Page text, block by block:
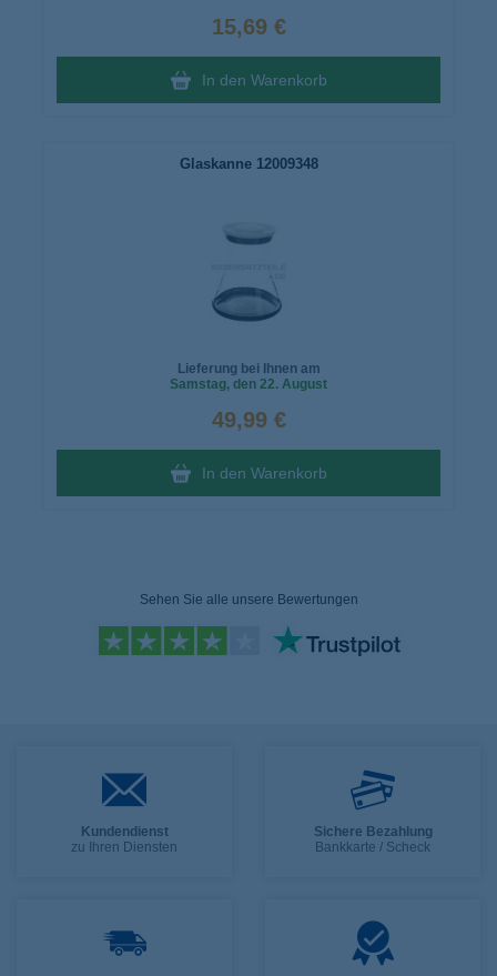
15,69 €
In den Warenkorb
Glaskanne 12009348
Lieferung bei Ihnen am
Samstag, den 22. August
49,99 €
In den Warenkorb
Sehen Sie alle unsere Bewertungen
Kundendienst
zu Ihren Diensten
Sichere Bezahlung
Bankkarte / Scheck